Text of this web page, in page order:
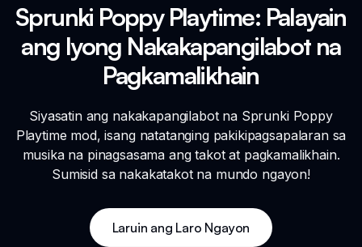
Sprunki Poppy Playtime: Palayain
ang Iyong Nakakapangilabot na
Pagkamalikhain
Siyasatin ang nakakapangilabot na Sprunki Poppy
Playtime mod, isang natatanging pakikipagsapalaran sa
musika na pinagsasama ang takot at pagkamalikhain.
Sumisid sa nakakatakot na mundo ngayon!
Laruin ang Laro Ngayon